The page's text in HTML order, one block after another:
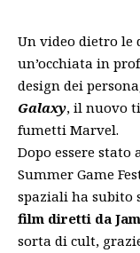
Un video dietro le
un’occhiata in
design dei
Galaxy, il nuovo
fumetti Marvel.
Dopo essere
Summer Game
spaziali ha subito
film diretti da
sorta di cult,